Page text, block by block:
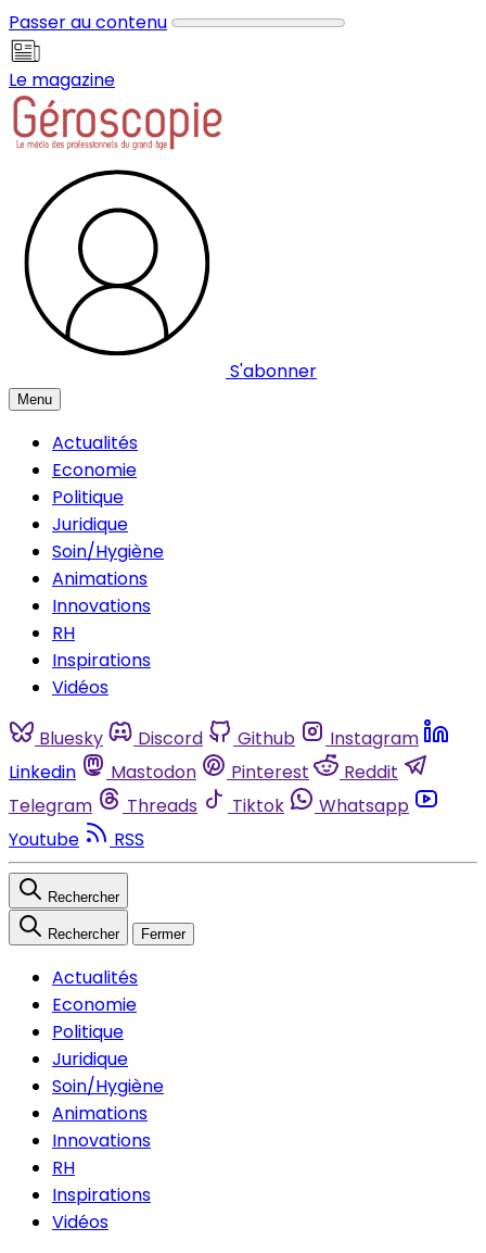
Passer au contenu
Le magazine
S'abonner
Menu
Actualités
Economie
Politique
Juridique
Soin/Hygiène
Animations
Innovations
RH
Inspirations
Vidéos
Bluesky Discord Github
Instagram
Linkedin
Mastodon Pinterest
Reddit
Telegram
Threads Tiktok
Whatsapp
Youtube
RSS
Rechercher
Rechercher Fermer
Actualités
Economie
Politique
Juridique
Soin/Hygiène
Animations
Innovations
RH
Inspirations
Vidéos
Panneau de gestion des cookies